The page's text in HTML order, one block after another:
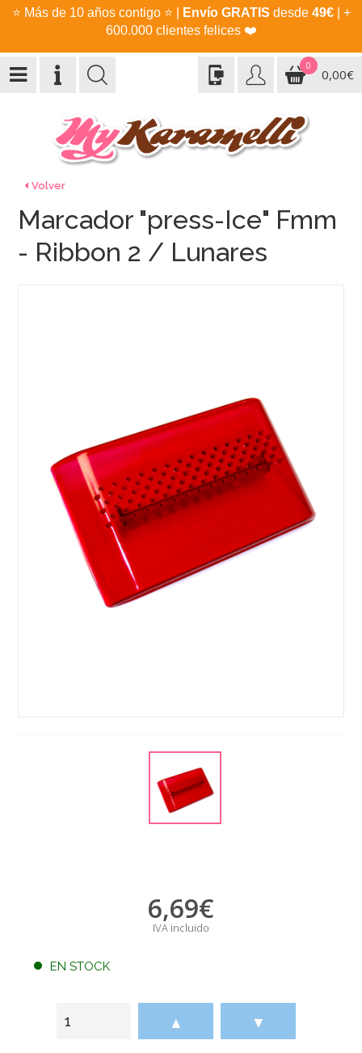
⭐ Más de 10 años contigo ⭐ Envío GRATIS desde 49€| +
600.000 clientes felices ❤️
0
0,00€
Volver
Marcador "press-Ice" Fmm
- Ribbon 2 / Lunares
6,69€
IVA incluido
EN STOCK
▲ ▼